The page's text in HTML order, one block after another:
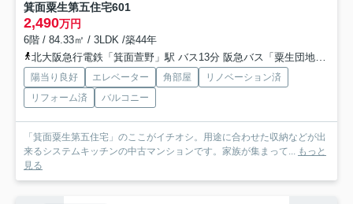
箕面粟生第五住宅601
2,490万円
6階 / 84.33㎡ / 3LDK /築44年
北大阪急行電鉄「箕面萱野」駅 バス13分 阪急バス「粟生団地（大阪府）」 停歩6分
陽当り良好 エレベーター 角部屋
リノベーション済
リフォーム済
バルコニー
「箕面粟生第五住宅」のここがイチオシ。用途に合わせた収納などが出
来るシステムキッチンの中古マンションです。家族が集まって... もっと
見る